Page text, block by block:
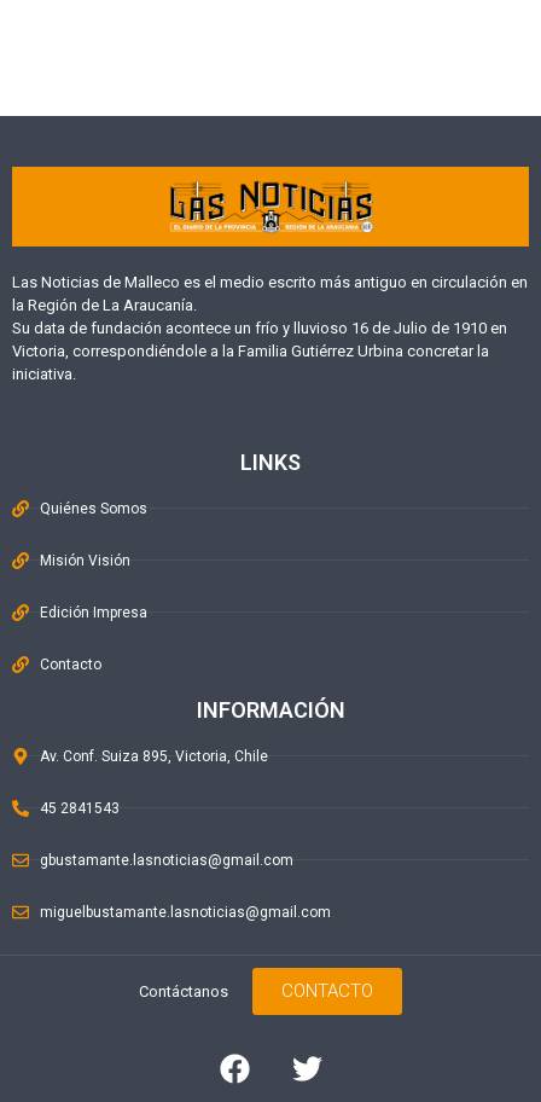
Las Noticias de Malleco es el medio escrito más antiguo en circulación en
la Región de La Araucanía.
Su data de fundación acontece un frío y lluvioso 16 de Julio de 1910 en
Victoria, correspondiéndole a la Familia Gutiérrez Urbina concretar la
iniciativa.
LINKS
Quiénes Somos
Misión Visión
Edición Impresa
Contacto
INFORMACIÓN
Av. Conf. Suiza 895, Victoria, Chile
45 2841543
gbustamante.lasnoticias@gmail.com
miguelbustamante.lasnoticias@gmail.com
Contáctanos CONTACTO